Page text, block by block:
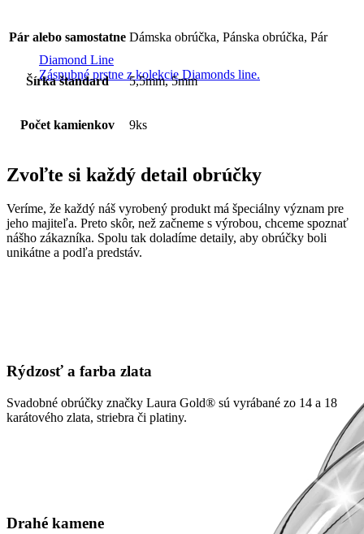
Diamond Line
Zásnubné prstne z kolekcie Diamonds line.
Pár alebo samostatne Dámska obrúčka, Pánska obrúčka, Pár
Šírka štandard 5,5mm, 5mm
Počet kamienkov 9ks
Zvoľte si každý detail obrúčky
Veríme, že každý náš vyrobený produkt má špeciálny význam pre
jeho majiteľa. Preto skôr, než začneme s výrobou, chceme spoznať
nášho zákazníka. Spolu tak doladíme detaily, aby obrúčky boli
unikátne a podľa predstáv.
Rýdzosť a farba zlata
Svadobné obrúčky značky Laura Gold® sú vyrábané zo 14 a 18
karátového zlata, striebra či platiny.
Drahé kamene